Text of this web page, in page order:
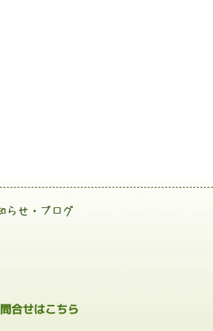
らせ・ブログ
合せはこちら